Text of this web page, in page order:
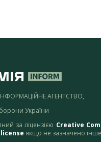
АГЕНТСТВО,
України
за ліцензією Creative
якщо не зазначено